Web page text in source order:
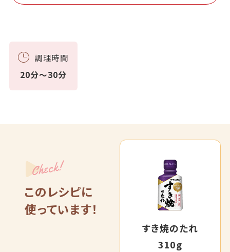
調理時間
20分～30分
Check!
このレシピに
使っています！
すき焼のたれ
310g